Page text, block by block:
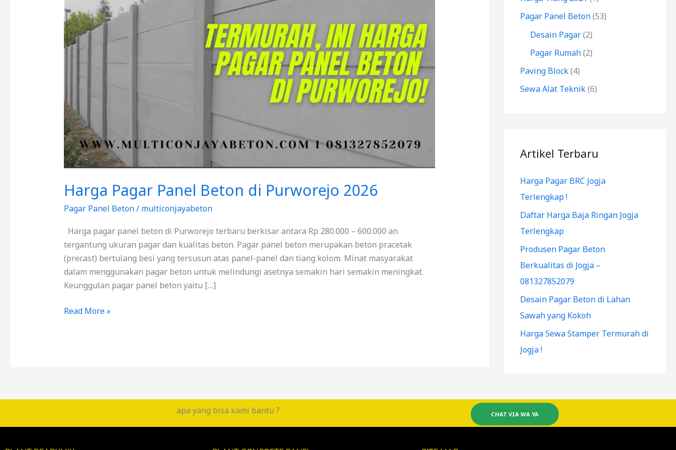
Harga Pagar Panel Beton di Purworejo 2026
Pagar Panel Beton/ multiconjayabeton
Harga pagar panel beton di Purworejo terbaru berkisar antara Rp 280.000 – 600.000 an
tergantung ukuran pagar dan kualitas beton. Pagar panel beton merupakan beton pracetak
(precast) bertulang besi yang tersusun atas panel-panel dan tiang kolom. Minat masyarakat
dalam menggunakan pagar beton untuk melindungi asetnya semakin hari semakin meningkat.
Keunggulan pagar panel beton yaitu […]
Beton
di
Purworejo
2026
Read More »
k
Pagar Panel Beton(53)
Desain Pagar(2)
Pagar Rumah(2)
Paving Block(4)
Sewa Alat Teknik(6)
Artikel Terbaru
Harga Pagar BRC Jogja
Terlengkap !
Daftar Harga Baja Ringan Jogja
Terlengkap
Produsen Pagar Beton
Berkualitas di Jogja –
081327852079
Desain Pagar Beton di Lahan
Sawah yang Kokoh
Harga Sewa Stamper Termurah di
Jogja !
apa yang bisa kami bantu ? CHAT VIA WA YA